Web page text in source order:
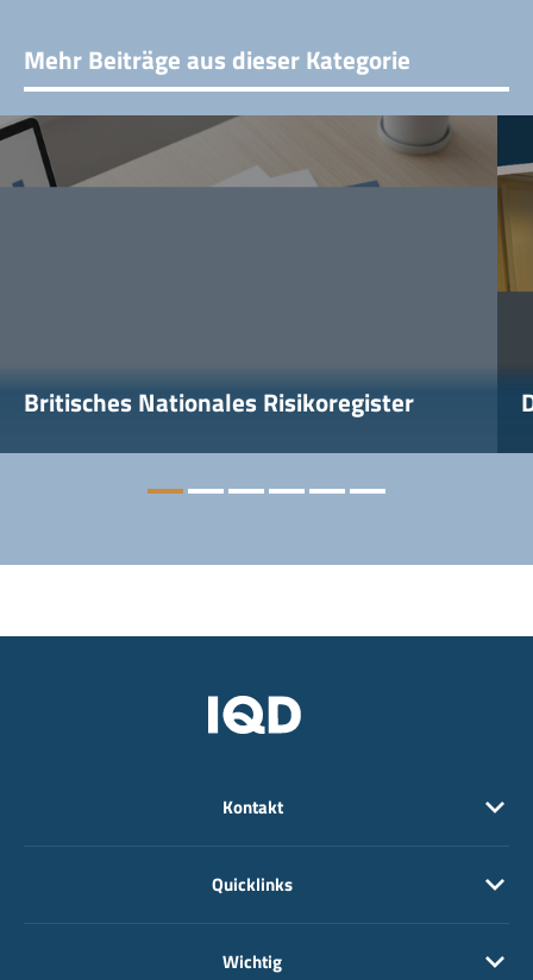
Mehr Beiträge aus dieser Kategorie
Britisches Nationales Risikoregister
Kontakt
Quicklinks
Wichtig